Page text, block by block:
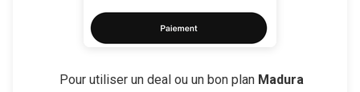
Pour utiliser un deal ou un bon plan Madura